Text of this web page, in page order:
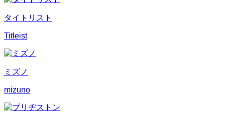
タイトリスト
Titleist
ミズノ
mizuno